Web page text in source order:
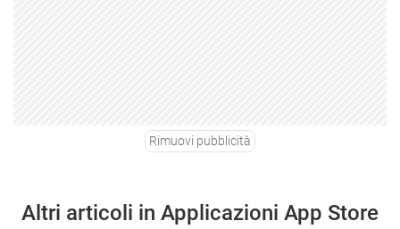
Rimuovi pubblicità
Altri articoli in Applicazioni App Store